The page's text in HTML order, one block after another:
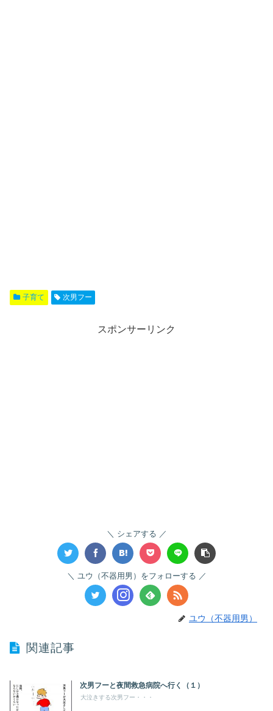
子育て 次男フー
スポンサーリンク
シェアする
ユウ（不器用男）をフォローする
ユウ（不器用男）
関連記事
次男フーと夜間救急病院へ行く（１）
大泣きする次男フー・・・